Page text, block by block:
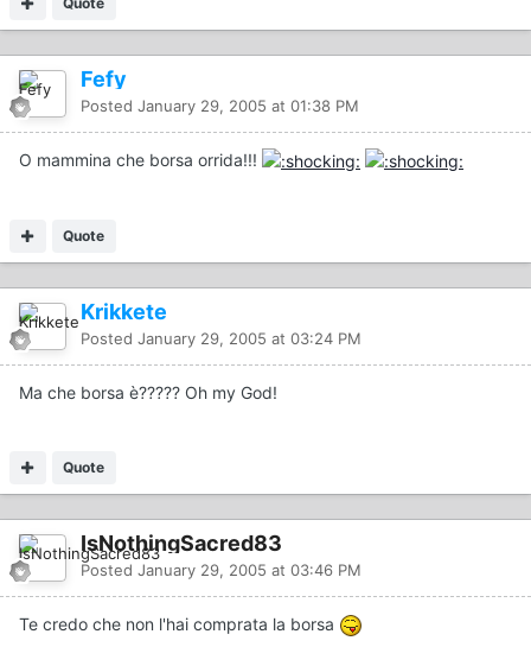
Fefy
Posted January 29, 2005 at 01:38 PM
O mammina che borsa orrida!!!
Quote
Krikkete
Posted January 29, 2005 at 03:24 PM
Ma che borsa è????? Oh my God!
Quote
IsNothingSacred83
Posted January 29, 2005 at 03:46 PM
Te credo che non l'hai comprata la borsa